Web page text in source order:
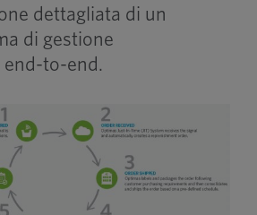
dettagliata di un
di gestione
to-end.